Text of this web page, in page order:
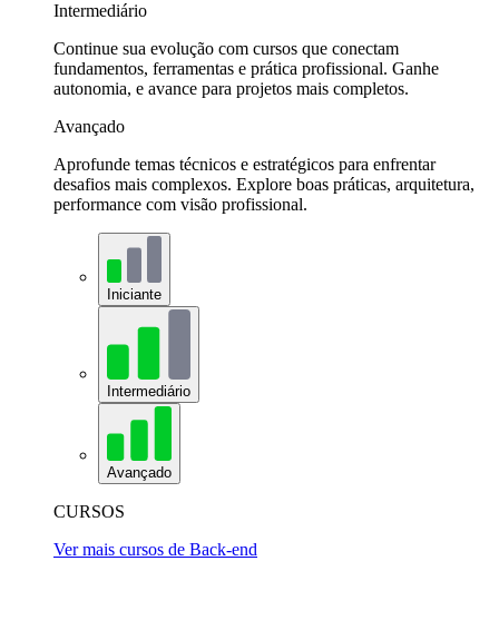
Intermediário
Continue sua evolução com cursos que conectam
fundamentos, ferramentas e prática profissional. Ganhe
autonomia, e avance para projetos mais completos.
Avançado
Aprofunde temas técnicos e estratégicos para enfrentar
desafios mais complexos. Explore boas práticas, arquitetura,
performance com visão profissional.
Iniciante
Intermediário
Avançado
CURSOS
Ver mais cursos de Back-end